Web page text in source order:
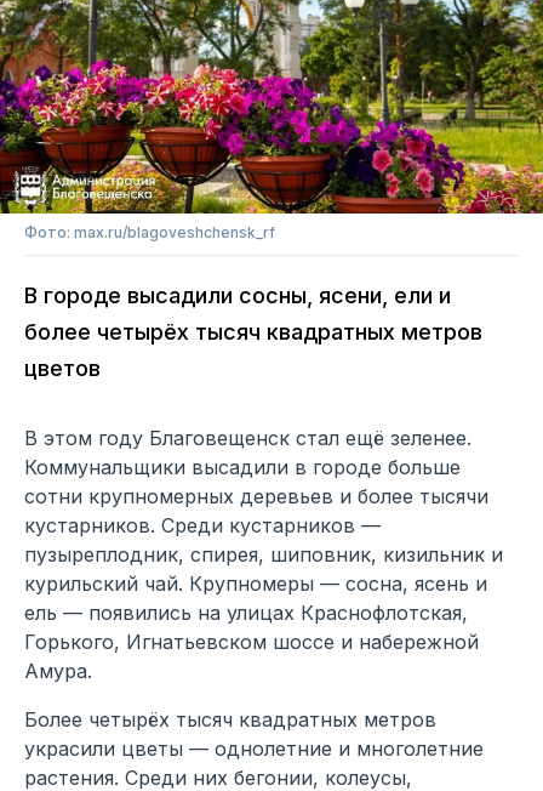
Фото: max.ru/blagoveshchensk_rf
В городе высадили сосны, ясени, ели и
более четырёх тысяч квадратных метров
цветов
В этом году Благовещенск стал ещё зеленее.
Коммунальщики высадили в городе больше
сотни крупномерных деревьев и более тысячи
кустарников. Среди кустарников —
пузыреплодник, спирея, шиповник, кизильник и
курильский чай. Крупномеры — сосна, ясень и
ель — появились на улицах Краснофлотская,
Горького, Игнатьевском шоссе и набережной
Амура.
Более четырёх тысяч квадратных метров
украсили цветы — однолетние и многолетние
растения. Среди них бегонии, колеусы,